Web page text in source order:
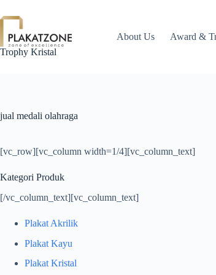
to
content
Trophy Kristal
About Us Award &
jual medali olahraga
[vc_row][vc_column width=1/4][vc_column_text]
Kategori Produk
[/vc_column_text][vc_column_text]
Plakat Akrilik
Plakat Kayu
Plakat Kristal